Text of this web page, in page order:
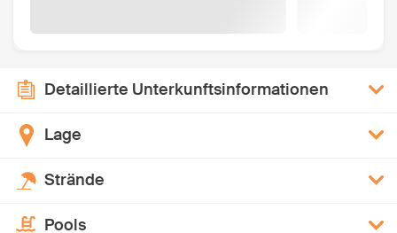
Detaillierte Unterkunftsinformationen
Lage
Strände
Pools